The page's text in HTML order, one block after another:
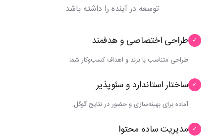
توسعه در آینده را داشته باشد.
✓ طراحی اختصاصی و هدفمند
طراحی متناسب با برند و اهداف کسب‌وکار شما.
✓ ساختار استاندارد و سئوپذیر
آماده برای بهینه‌سازی و حضور در نتایج گوگل.
✓ مدیریت ساده محتوا